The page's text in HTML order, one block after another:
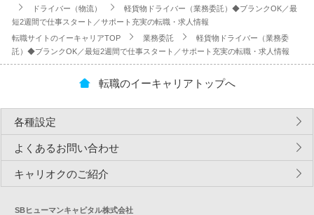
ドライバー（物流）
軽貨物ドライバー（業務委託）◆ブランクOK／最
短2週間で仕事スタート／サポート充実の転職・求人情報
転職サイトのイーキャリアTOP
業務委託
軽貨物ドライバー（業務委
託）◆ブランクOK／最短2週間で仕事スタート／サポート充実の転職・求人情報
転職のイーキャリアトップへ
各種設定
よくあるお問い合わせ
キャリオクのご紹介
SBヒューマンキャピタル株式会社